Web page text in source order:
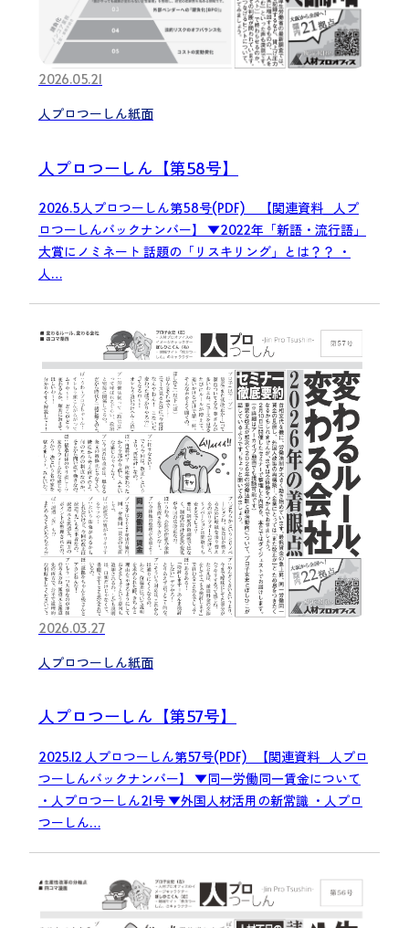
2026.05.21
人プロつーしん紙面
人プロつーしん【第58号】
2026.5人プロつーしん第58号(PDF) 【関連資料_人プ
ロつーしんバックナンバー】 ▼2022年「新語・流行語」
大賞にノミネート 話題の「リスキリング」とは？？ ・
人…
2026.03.27
人プロつーしん紙面
人プロつーしん【第57号】
2025.12 人プロつーしん第57号(PDF) 【関連資料_人プロ
つーしんバックナンバー】 ▼同一労働同一賃金について
・人プロつーしん21号 ▼外国人材活用の新常識 ・人プロ
つーしん…